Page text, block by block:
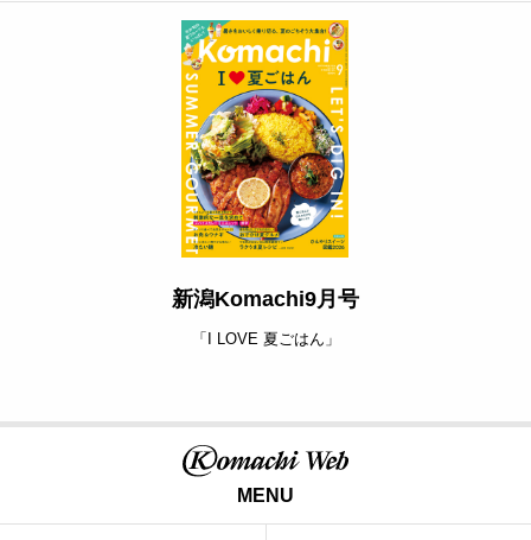
新潟Komachi9月号
「I LOVE 夏ごはん」
MENU